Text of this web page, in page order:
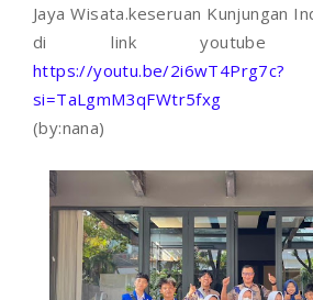
Jaya Wisata.keseruan Kunjungan
di link youtube
https://youtu.be/2i6wT4Prg7c?
si=TaLgmM3qFWtr5fxg
(by:nana)